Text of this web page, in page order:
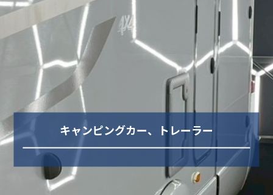
キャンピングカー、トレーラー